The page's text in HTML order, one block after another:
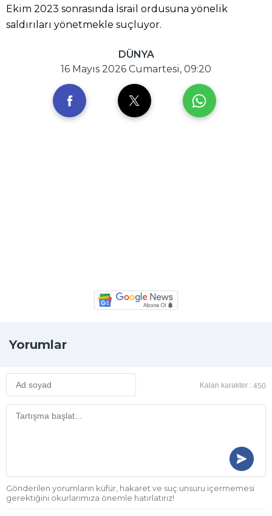
Ekim 2023 sonrasında İsrail ordusuna yönelik
saldırıları yönetmekle suçluyor.
DÜNYA
16 Mayıs 2026 Cumartesi, 09:20
Yorumlar
Kalan karakter : 450
Gönderilen yorumların küfür, hakaret ve suç unsuru içermemesi
gerektiğini okurlarımıza önemle hatırlatırız!